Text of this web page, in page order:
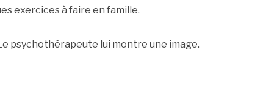
exercices à faire en famille.
psychothérapeute lui montre une image.